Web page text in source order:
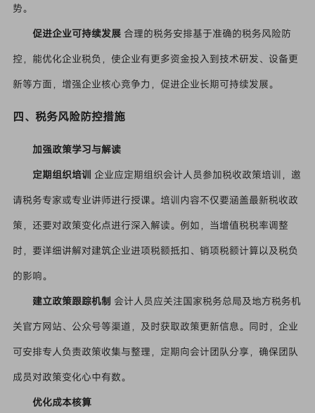
势。
促进企业可持续发展合理的税务安排基于准确的税务风险防
控，能优化企业税负，使企业有更多资金投入到技术研发、设备更
新等方面，增强企业核心竞争力，促进企业长期可持续发展。
四、税务风险防控措施
加强政策学习与解读
定期组织培训 企业应定期组织会计人员参加税收政策培训，邀
请税务专家或专业讲师进行授课。培训内容不仅要涵盖最新税收政
策，还要对政策变化点进行深入解读。例如，当增值税税率调整
时，要详细讲解对建筑企业进项税额抵扣、销项税额计算以及税负
的影响。
建立政策跟踪机制 会计人员应关注国家税务总局及地方税务机
关官方网站、公众号等渠道，及时获取政策更新信息。同时，企业
可安排专人负责政策收集与整理，定期向会计团队分享，确保团队
成员对政策变化心中有数。
优化成本核算